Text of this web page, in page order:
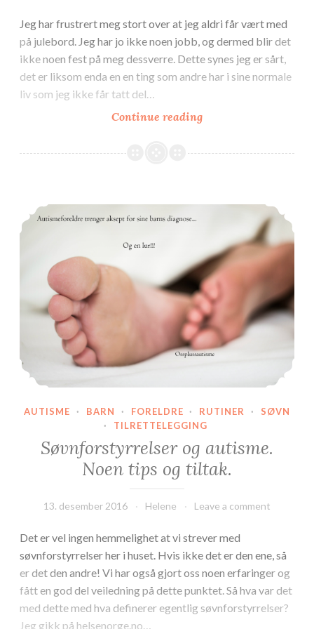
Jeg har frustrert meg stort over at jeg aldri får vært med
på julebord. Jeg har jo ikke noen jobb, og dermed blir det
ikke noen fest på meg dessverre. Dette synes jeg er sårt,
det er liksom enda en en ting som andre har i sine normale
liv som jeg ikke får tatt del…
Continue readingJulebord
Helenes
Søvnforstyrrelser og autisme. Noen tips og tiltak.
AUTISME · BARN · FORELDRE · RUTINER ·
SØVN
·
TILRETTELEGGING
Søvnforstyrrelser og autisme.
Noen tips og tiltak.
13. desember 2016 Helene Leave a comment
Det er vel ingen hemmelighet at vi strever med
søvnforstyrrelser her i huset. Hvis ikke det er den ene, så
er det den andre! Vi har også gjort oss noen erfaringer og
fått en god del veiledning på dette punktet. Så hva var det
med dette med hva definerer egentlig søvnforstyrrelser?
Jeg gikk på helsenorge.no…